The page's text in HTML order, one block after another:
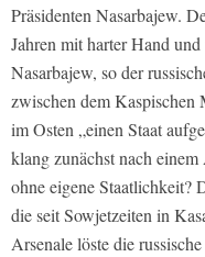
Präsidenten Nasarbajew.
Jahren mit harter Hand
Nasarbajew, so der
zwischen dem
im Osten „einen Staat
klang zunächst nach
ohne eigene Staatlichkeit?
die seit Sowjetzeiten in
Arsenale löste die